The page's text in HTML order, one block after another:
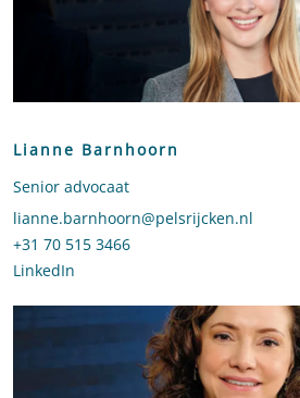
Lianne Barnhoorn
Senior advocaat
Stuur een e-mail naar Lianne Barnhoorn
lianne.barnhoorn@pelsrijcken.nl
Bel naar Lianne Barnhoorn
+31 70 515 3466
LinkedIn